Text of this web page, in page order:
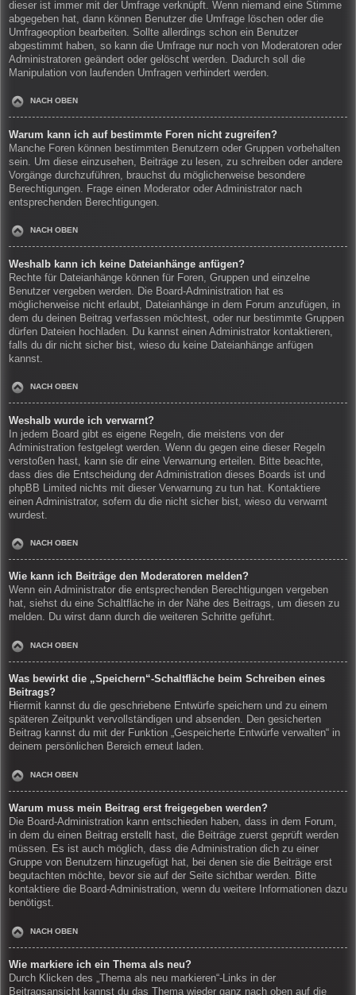
dieser ist immer mit der Umfrage verknüpft. Wenn niemand eine Stimme
abgegeben hat, dann können Benutzer die Umfrage löschen oder die
Umfrageoption bearbeiten. Sollte allerdings schon ein Benutzer
abgestimmt haben, so kann die Umfrage nur noch von Moderatoren oder
Administratoren geändert oder gelöscht werden. Dadurch soll die
Manipulation von laufenden Umfragen verhindert werden.
NACH OBEN
Warum kann ich auf bestimmte Foren nicht zugreifen?
Manche Foren können bestimmten Benutzern oder Gruppen vorbehalten
sein. Um diese einzusehen, Beiträge zu lesen, zu schreiben oder andere
Vorgänge durchzuführen, brauchst du möglicherweise besondere
Berechtigungen. Frage einen Moderator oder Administrator nach
entsprechenden Berechtigungen.
NACH OBEN
Weshalb kann ich keine Dateianhänge anfügen?
Rechte für Dateianhänge können für Foren, Gruppen und einzelne
Benutzer vergeben werden. Die Board-Administration hat es
möglicherweise nicht erlaubt, Dateianhänge in dem Forum anzufügen, in
dem du deinen Beitrag verfassen möchtest, oder nur bestimmte Gruppen
dürfen Dateien hochladen. Du kannst einen Administrator kontaktieren,
falls du dir nicht sicher bist, wieso du keine Dateianhänge anfügen
kannst.
NACH OBEN
Weshalb wurde ich verwarnt?
In jedem Board gibt es eigene Regeln, die meistens von der
Administration festgelegt werden. Wenn du gegen eine dieser Regeln
verstoßen hast, kann sie dir eine Verwarnung erteilen. Bitte beachte,
dass dies die Entscheidung der Administration dieses Boards ist und
phpBB Limited nichts mit dieser Verwarnung zu tun hat. Kontaktiere
einen Administrator, sofern du die nicht sicher bist, wieso du verwarnt
wurdest.
NACH OBEN
Wie kann ich Beiträge den Moderatoren melden?
Wenn ein Administrator die entsprechenden Berechtigungen vergeben
hat, siehst du eine Schaltfläche in der Nähe des Beitrags, um diesen zu
melden. Du wirst dann durch die weiteren Schritte geführt.
NACH OBEN
Was bewirkt die „Speichern“-Schaltfläche beim Schreiben eines
Beitrags?
Hiermit kannst du die geschriebene Entwürfe speichern und zu einem
späteren Zeitpunkt vervollständigen und absenden. Den gesicherten
Beitrag kannst du mit der Funktion „Gespeicherte Entwürfe verwalten“ in
deinem persönlichen Bereich erneut laden.
NACH OBEN
Warum muss mein Beitrag erst freigegeben werden?
Die Board-Administration kann entschieden haben, dass in dem Forum,
in dem du einen Beitrag erstellt hast, die Beiträge zuerst geprüft werden
müssen. Es ist auch möglich, dass die Administration dich zu einer
Gruppe von Benutzern hinzugefügt hat, bei denen sie die Beiträge erst
begutachten möchte, bevor sie auf der Seite sichtbar werden. Bitte
kontaktiere die Board-Administration, wenn du weitere Informationen dazu
benötigst.
NACH OBEN
Wie markiere ich ein Thema als neu?
Durch Klicken des „Thema als neu markieren“-Links in der
Beitragsansicht kannst du das Thema wieder ganz nach oben auf die